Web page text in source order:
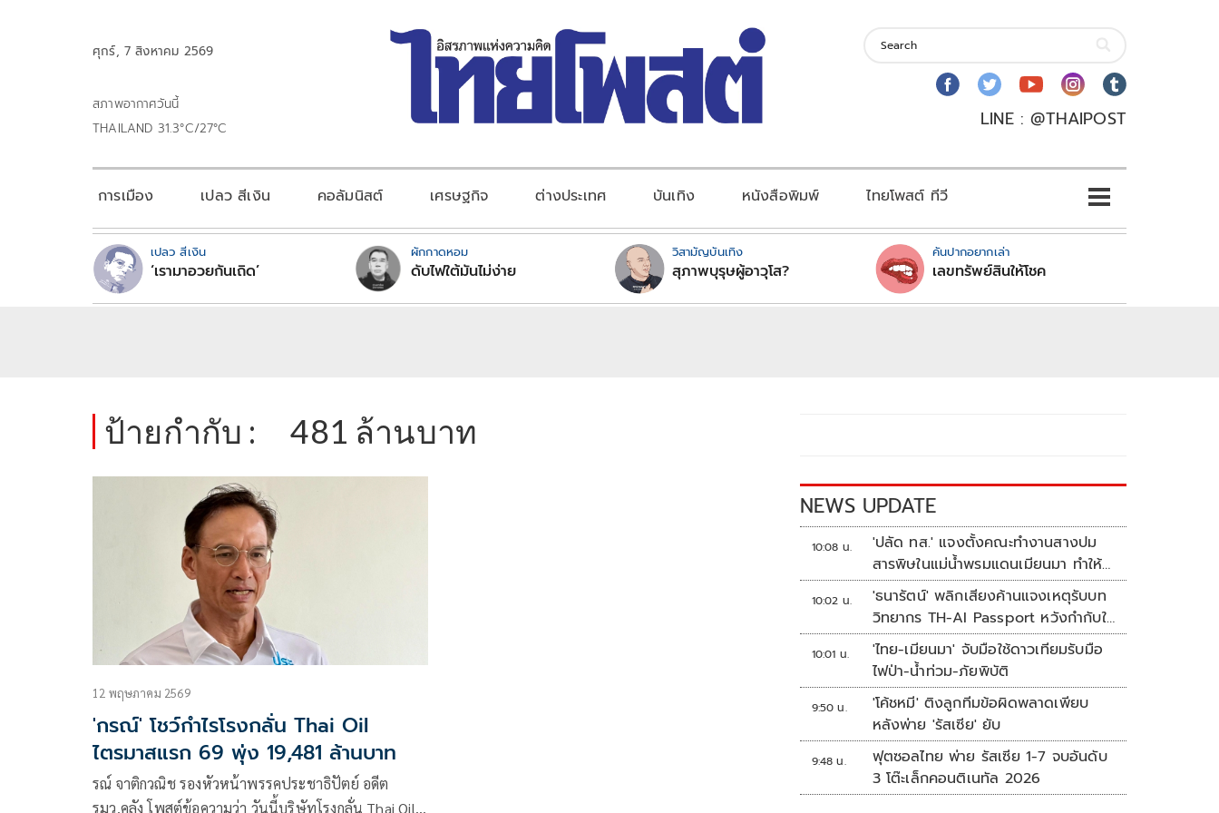
ศุกร์, 7 สิงหาคม 2569
สภาพอากาศวันนี้
THAILAND 31.3°C/27°C
LINE : @THAIPOST
การเมือง เปลว สีเงิน คอลัมนิสต์ เศรษฐกิจ ต่างประเทศ บันเทิง หนังสือพิมพ์ ไทยโพสต์ ทีวี
เปลว สีเงิน
‘เรามาอวยกันเถิด’
ผักกาดหอม
ดับไฟใต้มันไม่ง่าย
วิสามัญบันเทิง
สุภาพบุรุษผู้อาวุโส?
คันปากอยากเล่า
เลขทรัพย์สินให้โชค
ป้ายกำกับ : 481 ล้านบาท
12 พฤษภาคม 2569
'กรณ์' โชว์กำไรโรงกลั่น Thai Oil
ไตรมาสแรก 69 พุ่ง 19,481 ล้านบาท
รณ์ จาติกวณิช รองหัวหน้าพรรคประชาธิปัตย์ อดีต
รมว.คลัง โพสต์ข้อความว่า วันนี้บริษัทโรงกลั่น Thai Oil
NEWS UPDATE
10:08 น.
'ปลัด ทส.' แจงตั้งคณะทำงานสางปม
สารพิษในแม่น้ำพรมแดนเมียนมา ทำให้
แก้ปัญหารวดเร็ว
10:02 น.
'ธนารัตน์' พลิกเสียงค้านแจงเหตุรับบท
วิทยากร TH-AI Passport หวังกำกับใช้
งบเหมาะสม ชูจุดเด่นคนไทยได้ใช้ AI
ระดับโปร ลดเหลื่อมล้ำทางเทคโนโลยี
เซฟงบไปกว่า900ล้าน เชื่อหากใช้เต็มที่
เอกชนขาดทุนย่อยยับ
10:01 น.
'ไทย-เมียนมา' จับมือใช้ดาวเทียมรับมือ
ไฟป่า-น้ำท่วม-ภัยพิบัติ
9:50 น.
'โค้ชหมี' ติงลูกทีมข้อผิดพลาดเพียบ
หลังพ่าย 'รัสเซีย' ยับ
9:48 น.
ฟุตซอลไทย พ่าย รัสเซีย 1-7 จบอันดับ
3 โต๊ะเล็กคอนติเนทัล 2026